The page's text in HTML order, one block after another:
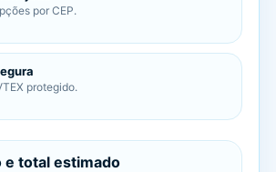
por CEP.
protegido.
e total estimado